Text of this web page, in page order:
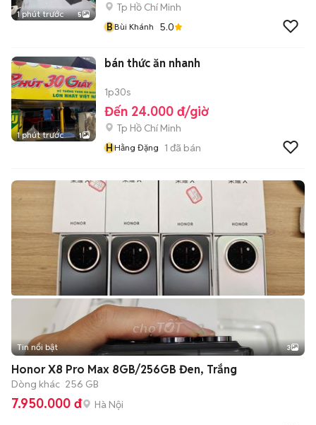
1 phút trước 5
Tp Hồ Chí Minh
BBùi Khánh 5.0
1 phút trước 1
bán thức ăn nhanh
1p30s
Đến 24.000 đ/giờ
Tp Hồ Chí Minh
HHằng Đặng 1 đã bán
Tin nổi bật 3
Honor X8 Pro Max 8GB/256GB Đen, Trắng
Dòng khác 256 GB
7.950.000 đ Hà Nội